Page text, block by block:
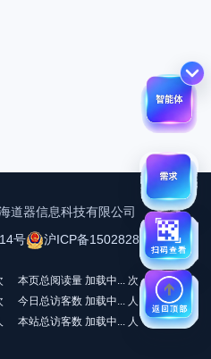
道器信息科技有限公司
号
沪ICP备15028288号-1
本页总阅读量 加载中... 次
今日总访客数 加载中... 人
本站总访客数 加载中... 人